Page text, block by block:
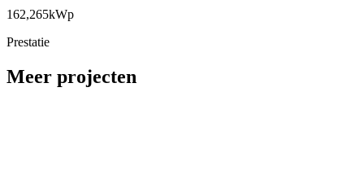
162,265kWp
Prestatie
Meer projecten